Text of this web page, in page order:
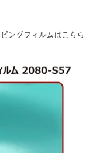
ングフィルムはこちら